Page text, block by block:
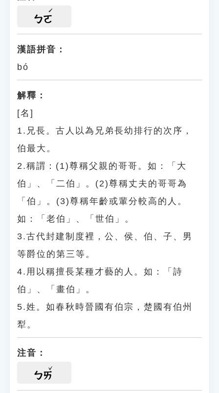
ㄅㄛ
漢語拼音：
bó
解釋：
[名]
1.兄長。古人以為兄弟長幼排行的次序，
伯最大。
2.稱謂：(1)尊稱父親的哥哥。如：「大
伯」、「二伯」。(2)尊稱丈夫的哥哥為
「伯」。(3)尊稱年齡或輩分較高的人。
如：「老伯」、「世伯」。
3.古代封建制度裡，公、侯、伯、子、男
等爵位的第三等。
4.用以稱擅長某種才藝的人。如：「詩
伯」、「畫伯」。
5.姓。如春秋時晉國有伯宗，楚國有伯州
犁。
注音：
ㄅㄞ